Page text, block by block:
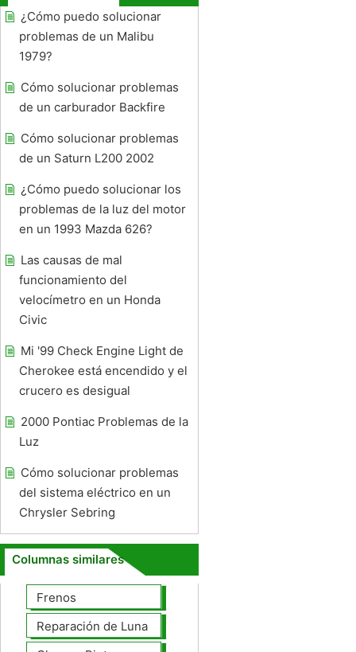
¿Cómo puedo solucionar
problemas de un Malibu
1979?
Cómo solucionar problemas
de un carburador Backfire
Cómo solucionar problemas
de un Saturn L200 2002
¿Cómo puedo solucionar los
problemas de la luz del motor
en un 1993 Mazda 626?
Las causas de mal
funcionamiento del
velocímetro en un Honda
Civic
Mi '99 Check Engine Light de
Cherokee está encendido y el
crucero es desigual
2000 Pontiac Problemas de la
Luz
Cómo solucionar problemas
del sistema eléctrico en un
Chrysler Sebring
Columnas similares
Frenos
Reparación de Lunas